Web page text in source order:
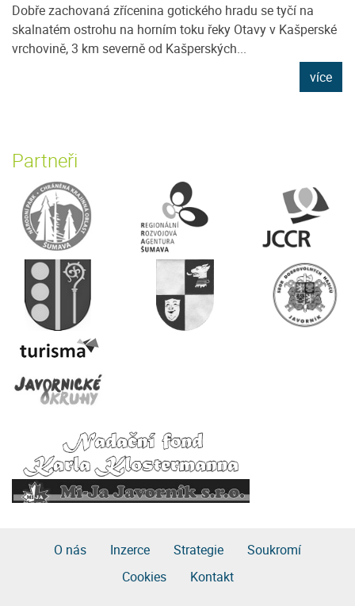
Dobře zachovaná zřícenina gotického hradu se tyčí na
skalnatém ostrohu na horním toku řeky Otavy v Kašperské
vrchovině, 3 km severně od Kašperských...
více
Partneři
O nás Inzerce Strategie
Soukromí
Cookies
Kontakt